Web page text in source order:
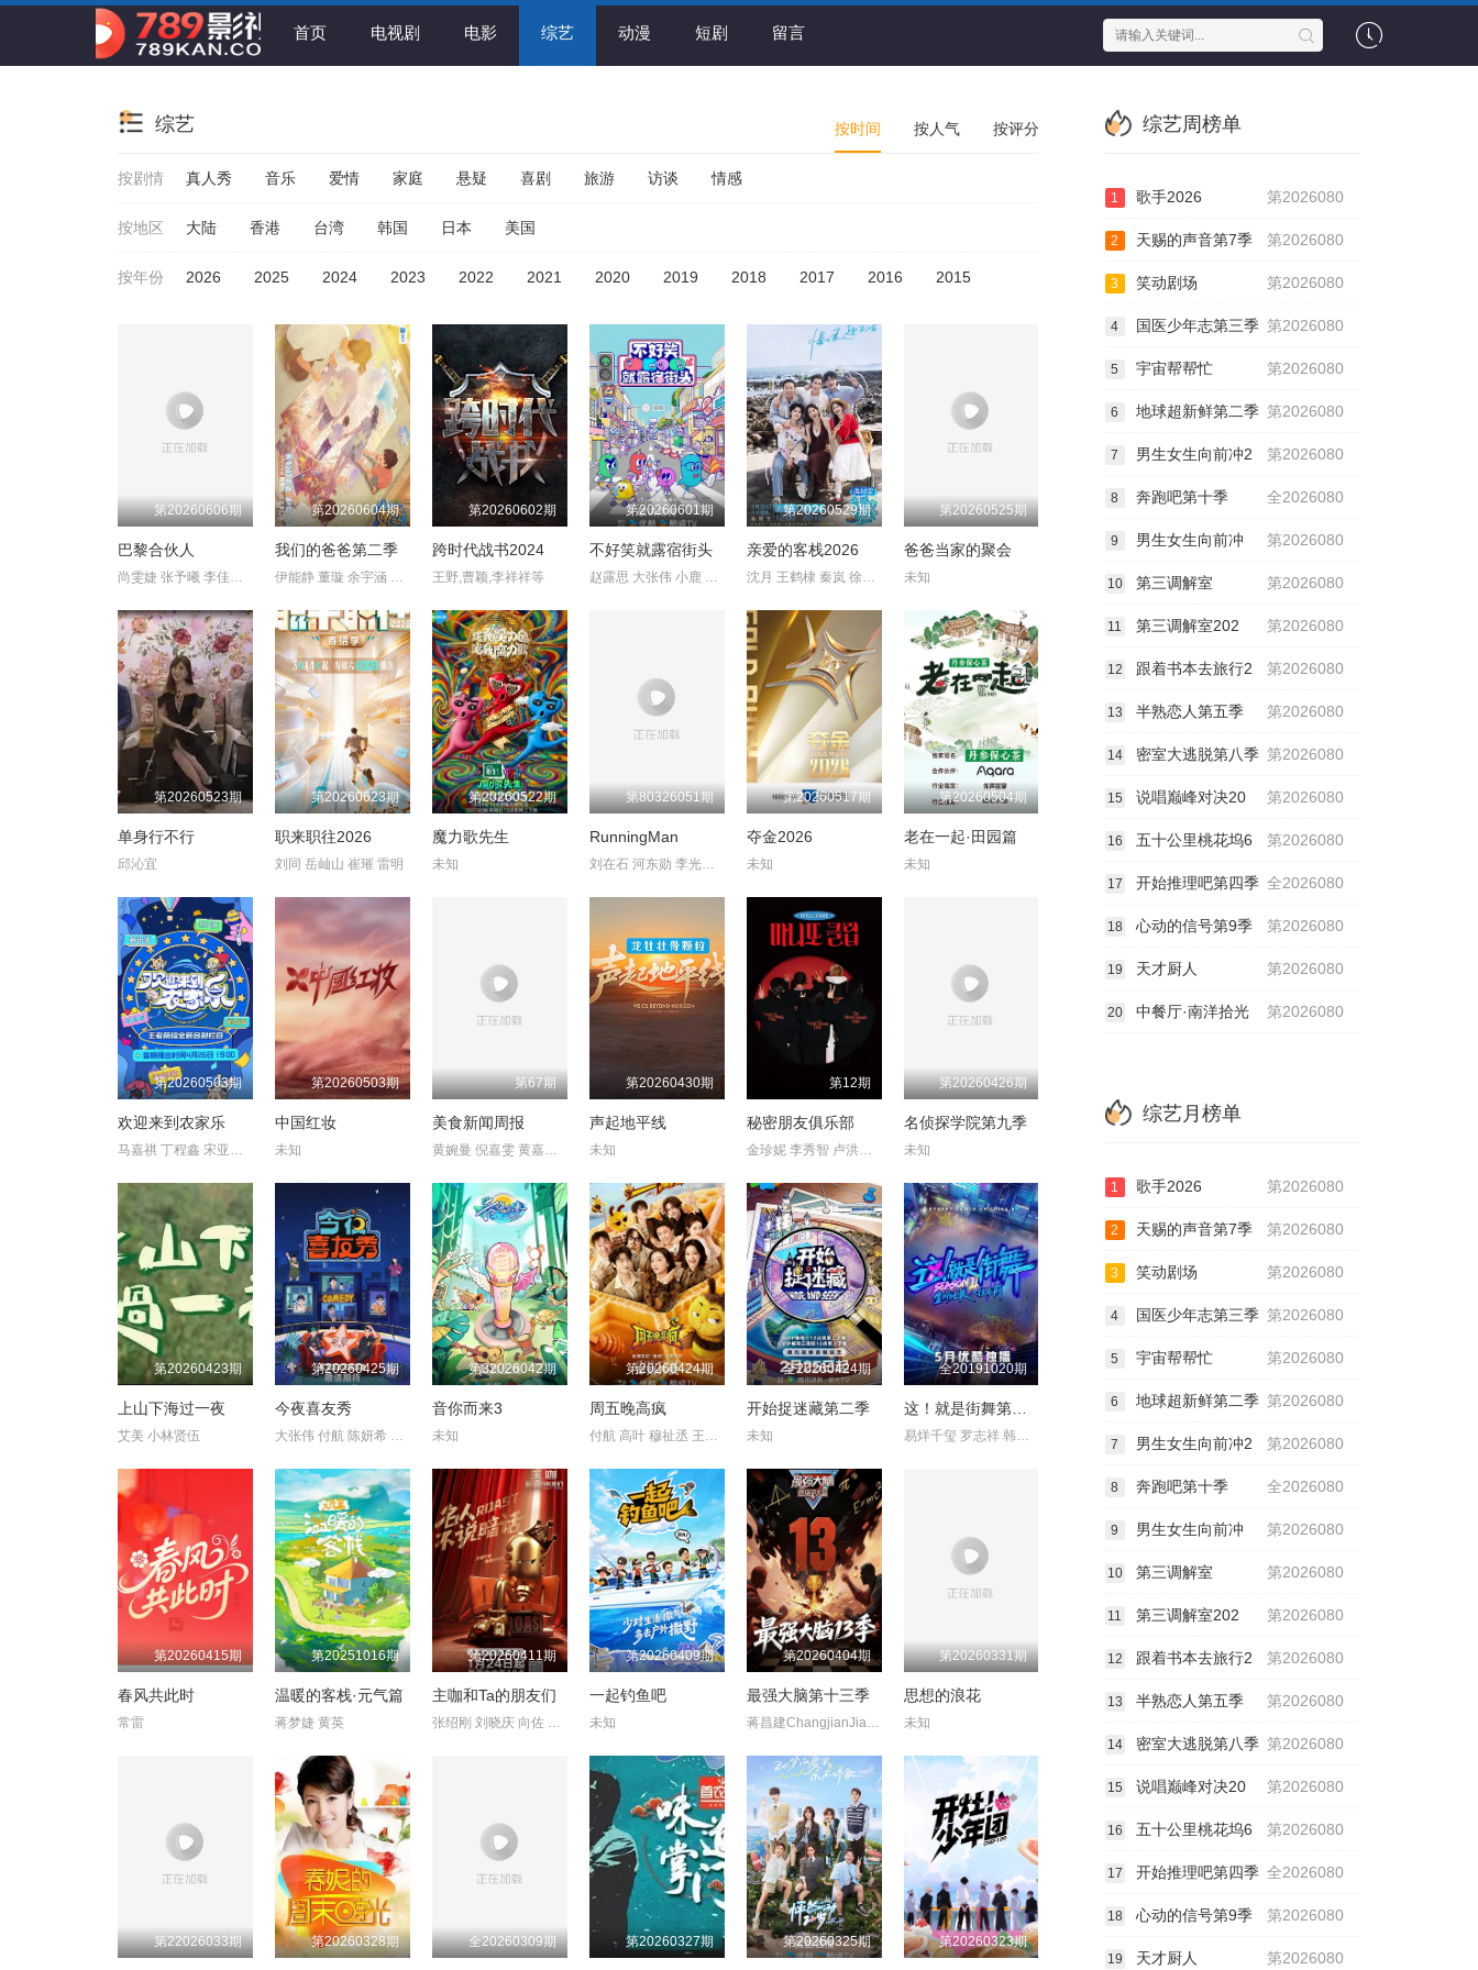
首页 电视剧 电影 综艺 动漫 短剧 留言
综艺 按时间 按人气 按评分
按剧情 真人秀 音乐 爱情 家庭 悬疑 喜剧 旅游 访谈 情感
按地区 大陆 香港 台湾 韩国 日本 美国
按年份 2026 2025 2024 2023 2022 2021 2020 2019 2018 2017 2016 2015
第20260606期
巴黎合伙人
尚雯婕 张予曦 李佳琦 毕雯珺 赵昭仪 颜安
第20260604期
我们的爸爸第二季
伊能静 董璇 余宇涵 乔杉 李嘉格 井胧 沈奕斐
第20260602期
跨时代战书2024
王野,曹颖,李祥祥等
第20260601期
不好笑就露宿街头
赵露思 大张伟 小鹿 周奇墨 翟佳宁
第20260529期
亲爱的客栈2026
沈月 王鹤棣 秦岚 徐志胜 张宸逍 吴泽林
第20260525期
爸爸当家的聚会
未知
第20260523期
单身行不行
邱沁宜
第20260623期
职来职往2026
刘同 岳屾山 崔璀 雷明
第20260522期
魔力歌先生
未知
第80326051期
RunningMan
刘在石 河东勋 李光洙 金钟国 池石镇 姜熙建 宋智孝
第20260517期
夺金2026
未知
第20260504期
老在一起·田园篇
未知
第20260503期
欢迎来到农家乐
马嘉祺 丁程鑫 宋亚轩 刘耀文 张真源 严浩翔 贺峻霖 杨迪 颜安
第20260503期
中国红妆
未知
第67期
美食新闻周报
黄婉曼 倪嘉雯 黄嘉雯 伍倩彤 何泳芍 萧正楠
第20260430期
声起地平线
未知
第12期
秘密朋友俱乐部
金珍妮 李秀智 卢洪哲 金珍荣 秋成勋
第20260426期
名侦探学院第九季
未知
第20260423期
上山下海过一夜
艾美 小林贤伍
第20260425期
今夜喜友秀
大张伟 付航 陈妍希 黄晓明 沈月 房主任 刘仁铖 唐香玉 王勉 小
第32026042期
音你而来3
未知
第20260424期
周五晚高疯
付航 高叶 穆祉丞 王传君 汪铎 魏大勋 杨迪 周冬雨 周奇 祝绪丹
全20260424期
开始捉迷藏第二季
未知
全20191020期
这！就是街舞第二季
易烊千玺 罗志祥 韩庚 吴建豪
第20260415期
春风共此时
常雷
第20251016期
温暖的客栈·元气篇
蒋梦婕 黄英
第20260411期
主咖和Ta的朋友们
第20260409期
一起钓鱼吧
未知
第20260404期
最强大脑第十三季
第20260331期
思想的浪花
未知
第22026033期 第20260328期 全20260309期 第20260327期 第20260325期 第20260323期
综艺周榜单
第2026080
1 歌手2026
第2026080
2 天赐的声音第7季
第2026080
3 笑动剧场
第2026080
4 国医少年志第三季
第2026080
5 宇宙帮帮忙
第2026080
6 地球超新鲜第二季
第2026080
7 男生女生向前冲2
全2026080
8 奔跑吧第十季
第2026080
9 男生女生向前冲
第2026080
10 第三调解室
第2026080
11 第三调解室202
第2026080
12 跟着书本去旅行2
第2026080
13 半熟恋人第五季
第2026080
14 密室大逃脱第八季
第2026080
15 说唱巅峰对决20
第2026080
16 五十公里桃花坞6
全2026080
17 开始推理吧第四季
第2026080
18 心动的信号第9季
第2026080
19 天才厨人
第2026080
20 中餐厅·南洋拾光
综艺月榜单
第2026080
1 歌手2026
第2026080
2 天赐的声音第7季
第2026080
3 笑动剧场
第2026080
4 国医少年志第三季
第2026080
5 宇宙帮帮忙
第2026080
6 地球超新鲜第二季
第2026080
7 男生女生向前冲2
全2026080
8 奔跑吧第十季
第2026080
9 男生女生向前冲
第2026080
10 第三调解室
第2026080
11 第三调解室202
第2026080
12 跟着书本去旅行2
第2026080
13 半熟恋人第五季
第2026080
14 密室大逃脱第八季
第2026080
15 说唱巅峰对决20
第2026080
16 五十公里桃花坞6
全2026080
17 开始推理吧第四季
第2026080
18 心动的信号第9季
第2026080
19 天才厨人